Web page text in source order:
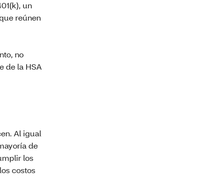
un
reúnen
no
de la HSA
Al igual
de
los
costos